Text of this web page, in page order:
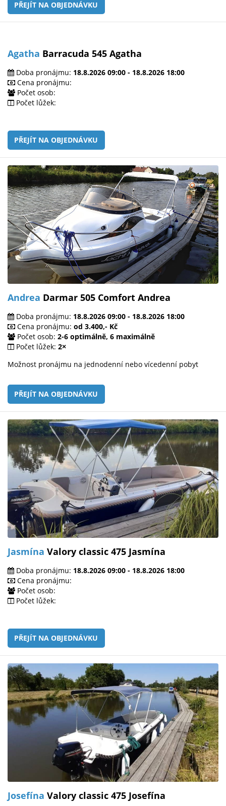
PŘEJÍT NA OBJEDNÁVKU
Agatha Barracuda 545 Agatha
Doba pronájmu: 18.8.2026 09:00 - 18.8.2026 18:00
Cena pronájmu:
Počet osob:
Počet lůžek:
PŘEJÍT NA OBJEDNÁVKU
Andrea Darmar 505 Comfort Andrea
Doba pronájmu: 18.8.2026 09:00 - 18.8.2026 18:00
Cena pronájmu: od 3.400,- Kč
Počet osob: 2-6 optimálně, 6 maximálně
Počet lůžek: 2×
Možnost pronájmu na jednodenní nebo vícedenní pobyt
PŘEJÍT NA OBJEDNÁVKU
Jasmína Valory classic 475 Jasmína
Doba pronájmu: 18.8.2026 09:00 - 18.8.2026 18:00
Cena pronájmu:
Počet osob:
Počet lůžek:
PŘEJÍT NA OBJEDNÁVKU
Josefína Valory classic 475 Josefína